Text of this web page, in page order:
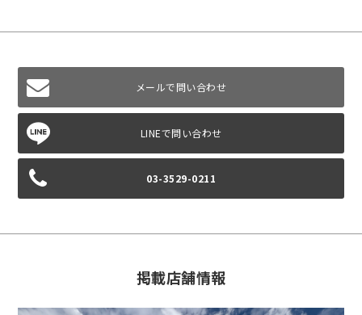
メールで問い合わせ
03-3529-0211
掲載店舗情報